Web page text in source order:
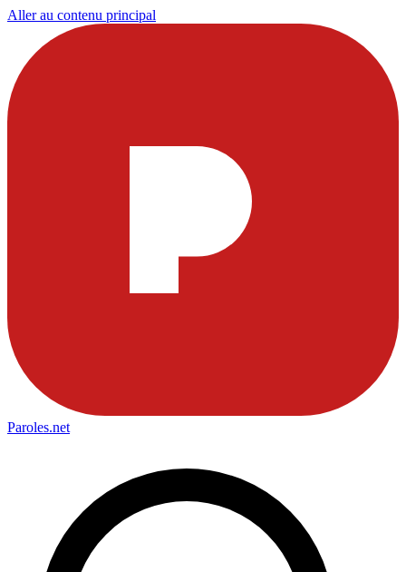
Aller au contenu principal
Paroles.net